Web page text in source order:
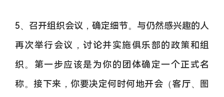
5、召开组织会议，确定细节。与仍然感兴趣的人
再次举行会议，讨论并实施俱乐部的政策和组
织。第一步应该是为你的团体确定一个正式名
称。接下来，你要决定何时何地开会（客厅、图